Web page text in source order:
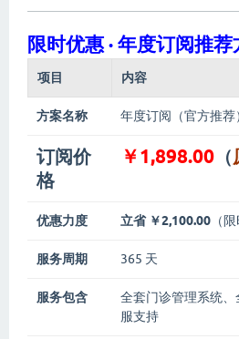
限时优惠 · 年度订阅推荐
项目 内容
方案名称 年度订阅（官方推荐
订阅价
格
￥1,898.00 （
优惠力度 立省 ￥2,100.00 （
服务周期 365 天
服务包含
全套门诊管理系统
服支持